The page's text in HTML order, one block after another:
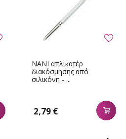
NANI απλικατέρ
διακόσμησης από
σιλικόνη - ...
2,79 €